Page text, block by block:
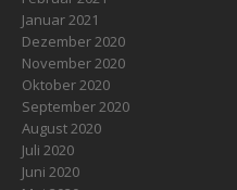
Januar 2021
Dezember 2020
November 2020
Oktober 2020
September 2020
August 2020
Juli 2020
Juni 2020